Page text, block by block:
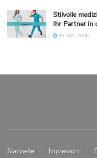
Stilvolle
Ihr Partner in
13. MAI 2026
Startseite Impressum